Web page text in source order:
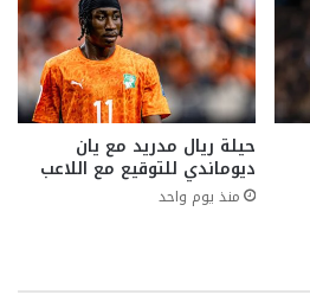
حيلة ريال مدريد مع يان
ديوماندي للتوقيع مع اللاعب
منذ يوم واحد